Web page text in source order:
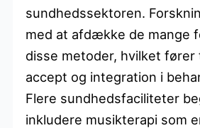
sundhedssektoren.
med at afdække de mange
disse metoder, hvilket fører
accept og integration i
Flere sundhedsfaciliteter
inkludere musikterapi som